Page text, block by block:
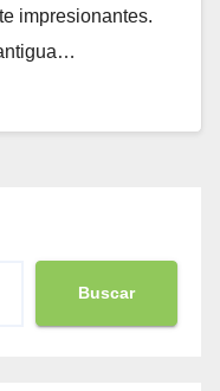
impresionantes.
Buscar